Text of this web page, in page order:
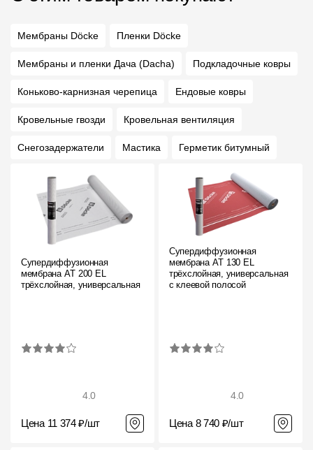
Мембраны Döcke Пленки Döcke
Мембраны и пленки Дача (Dacha) Подкладочные ковры
Коньково-карнизная черепица Ендовые ковры
Кровельные гвозди Кровельная вентиляция
Снегозадержатели Мастика Герметик битумный
Супердиффузионная
мембрана АT 200 EL
трёхслойная, универсальная
4.0
Цена 11 374 ₽/шт
Супердиффузионная
мембрана АT 130 EL
трёхслойная, универсальная
с клеевой полосой
4.0
Цена 8 740 ₽/шт